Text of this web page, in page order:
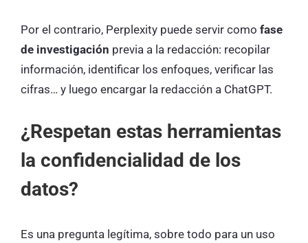
Por el contrario, Perplexity puede servir como fase
de investigación previa a la redacción: recopilar
información, identificar los enfoques, verificar las
cifras… y luego encargar la redacción a ChatGPT.
¿Respetan estas herramientas
la confidencialidad de los
datos?
Es una pregunta legítima, sobre todo para un uso